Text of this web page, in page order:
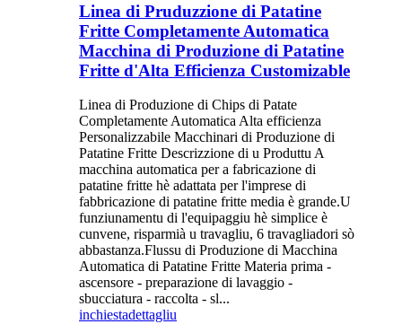
Linea di Pruduzzione di Patatine
Fritte Completamente Automatica
Macchina di Produzione di Patatine
Fritte d'Alta Efficienza Customizable
Linea di Produzione di Chips di Patate
Completamente Automatica Alta efficienza
Personalizzabile Macchinari di Produzione di
Patatine Fritte Descrizzione di u Produttu A
macchina automatica per a fabricazione di
patatine fritte hè adattata per l'imprese di
fabbricazione di patatine fritte media è grande.U
funziunamentu di l'equipaggiu hè simplice è
cunvene, risparmià u travagliu, 6 travagliadori sò
abbastanza.Flussu di Produzione di Macchina
Automatica di Patatine Fritte Materia prima -
ascensore - preparazione di lavaggio -
sbucciatura - raccolta - sl...
inchiestadettagliu